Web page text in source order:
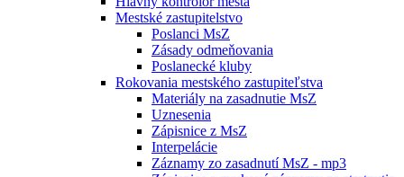
Mestské zastupitelstvo
Poslanci MsZ
Zásady odmeňovania
Poslanecké kluby
Rokovania mestského zastupiteľstva
Materiály na zasadnutie MsZ
Uznesenia
Zápisnice z MsZ
Interpelácie
Záznamy zo zasadnutí MsZ - mp3